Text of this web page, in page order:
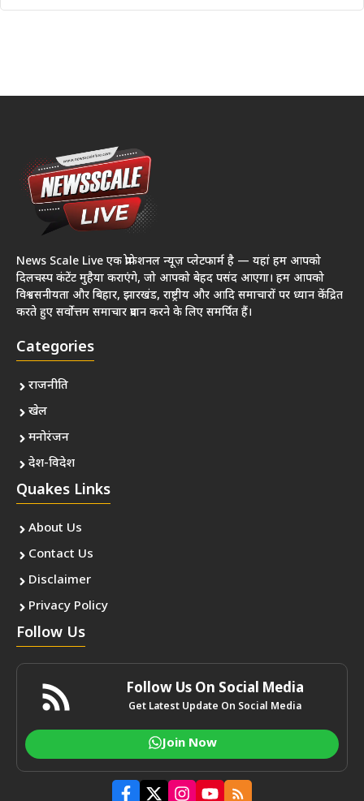
News Scale Live एक प्रोफेशनल न्यूज़ प्लेटफार्म है — यहां हम आपको
दिलचस्प कंटेंट मुहैया कराएंगे, जो आपको बेहद पसंद आएगा। हम आपको
विश्वसनीयता और बिहार, झारखंड, राष्ट्रीय और आदि समाचारों पर ध्यान केंद्रित
करते हुए सर्वोत्तम समाचार प्रदान करने के लिए समर्पित हैं।
Categories
राजनीति
खेल
मनोरंजन
देश-विदेश
Quakes Links
About Us
Contact Us
Disclaimer
Privacy Policy
Follow Us
Follow Us On Social Media
Get Latest Update On Social Media
Join Now